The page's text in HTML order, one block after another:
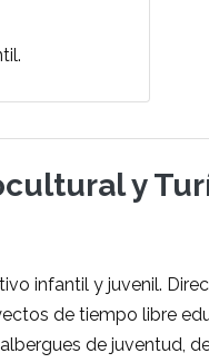
y
infantil y juvenil.
de tiempo libre
de juventud,